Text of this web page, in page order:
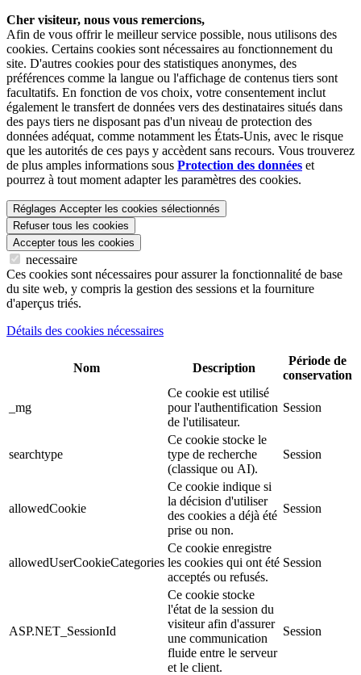
Cher visiteur, nous vous remercions,
Afin de vous offrir le meilleur service possible, nous utilisons des
cookies. Certains cookies sont nécessaires au fonctionnement du
site. D'autres cookies pour des statistiques anonymes, des
préférences comme la langue ou l'affichage de contenus tiers sont
facultatifs. En fonction de vos choix, votre consentement inclut
également le transfert de données vers des destinataires situés dans
des pays tiers ne disposant pas d'un niveau de protection des
données adéquat, comme notamment les États-Unis, avec le risque
que les autorités de ces pays y accèdent sans recours. Vous trouverez
de plus amples informations sous Protection des données et
pourrez à tout moment adapter les paramètres des cookies.
Réglages Accepter les cookies sélectionnés
Refuser tous les cookies
Accepter tous les cookies
necessaire
Ces cookies sont nécessaires pour assurer la fonctionnalité de base
du site web, y compris la gestion des sessions et la fourniture
d'aperçus triés.
Détails des cookies nécessaires
Nom Description
Période de
conservation
_mg
Ce cookie est utilisé
pour l'authentification
de l'utilisateur.
Session
searchtype
Ce cookie stocke le
type de recherche
(classique ou AI).
Session
allowedCookie
Ce cookie indique si
la décision d'utiliser
des cookies a déjà été
prise ou non.
Session
allowedUserCookieCategories
Ce cookie enregistre
les cookies qui ont été
acceptés ou refusés.
Session
ASP.NET_SessionId
Ce cookie stocke
l'état de la session du
visiteur afin d'assurer
une communication
fluide entre le serveur
et le client.
Session